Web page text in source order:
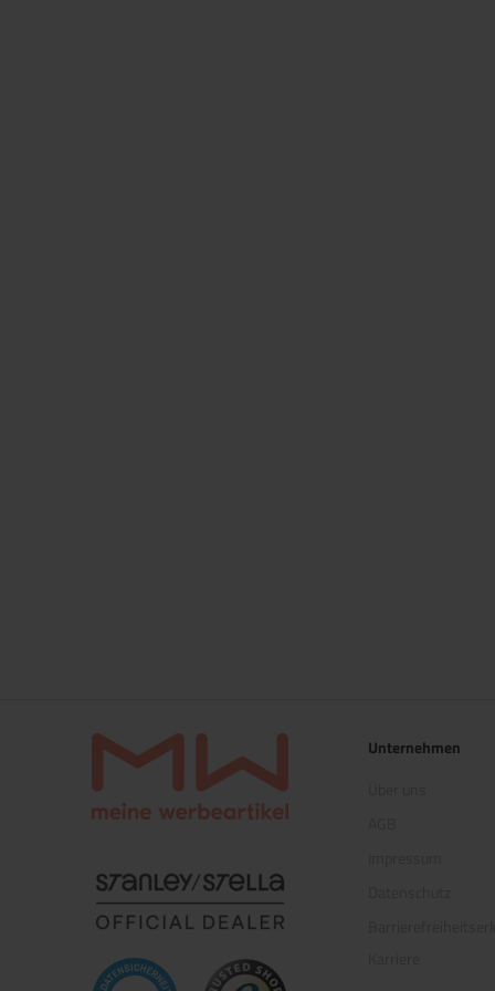
Unternehmen